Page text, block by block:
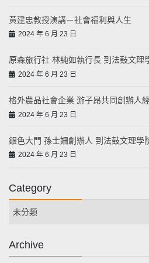
黃建忠教授演講－社會福利與人生
2024 年 6 月 23 日
原森旅行社 林純如執行長 到法鼓文理
2024 年 6 月 23 日
格外農品社會企業 游子昂共同創辦人
2024 年 6 月 23 日
銀色大門 孫士姍創辦人 到法鼓文理學
2024 年 6 月 23 日
Category
未分類
Archive